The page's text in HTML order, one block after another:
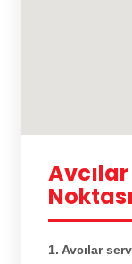
Noktası
1. Avcılar